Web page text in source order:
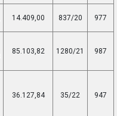
14.409,00 837/20 977
85.103,82 1280/21 987
36.127,84 35/22 947